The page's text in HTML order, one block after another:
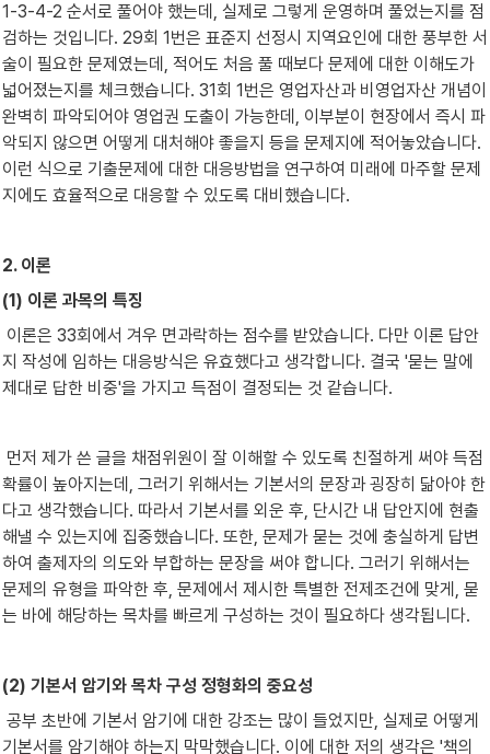
1-3-4-2 순서로 풀어야 했는데, 실제로 그렇게 운영하며 풀었는지를 점
검하는 것입니다. 29회 1번은 표준지 선정시 지역요인에 대한 풍부한 서
술이 필요한 문제였는데, 적어도 처음 풀 때보다 문제에 대한 이해도가
넓어졌는지를 체크했습니다. 31회 1번은 영업자산과 비영업자산 개념이
완벽히 파악되어야 영업권 도출이 가능한데, 이부분이 현장에서 즉시 파
악되지 않으면 어떻게 대처해야 좋을지 등을 문제지에 적어놓았습니다.
이런 식으로 기출문제에 대한 대응방법을 연구하여 미래에 마주할 문제
지에도 효율적으로 대응할 수 있도록 대비했습니다.
2. 이론
(1) 이론 과목의 특징
지 작성에 임하는 대응방식은 유효했다고 생각합니다. 결국 '묻는 말에
제대로 답한 비중'을 가지고 득점이 결정되는 것 같습니다.
확률이 높아지는데, 그러기 위해서는 기본서의 문장과 굉장히 닮아야 한
다고 생각했습니다. 따라서 기본서를 외운 후, 단시간 내 답안지에 현출
해낼 수 있는지에 집중했습니다. 또한, 문제가 묻는 것에 충실하게 답변
하여 출제자의 의도와 부합하는 문장을 써야 합니다. 그러기 위해서는
문제의 유형을 파악한 후, 문제에서 제시한 특별한 전제조건에 맞게, 묻
는 바에 해당하는 목차를 빠르게 구성하는 것이 필요하다 생각됩니다.
(2) 기본서 암기와 목차 구성 정형화의 중요성
기본서를 암기해야 하는지 막막했습니다. 이에 대한 저의 생각은 '책의